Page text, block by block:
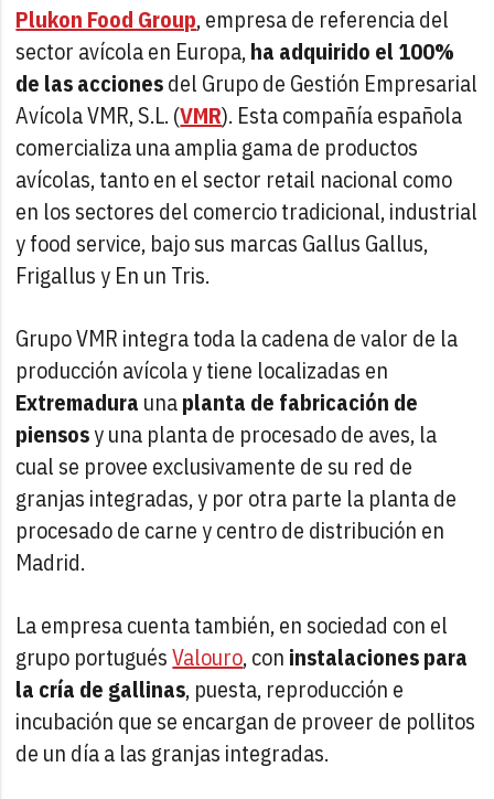
Plukon Food Group, empresa de referencia del
sector avícola en Europa,ha adquirido el 100%
de las accionesdel Grupo de Gestión Empresarial
Avícola VMR, S.L. (VMR). Esta compañía española
comercializa una amplia gama de productos
avícolas, tanto en el sector retail nacional como
en los sectores del comercio tradicional, industrial
y food service, bajo sus marcas Gallus Gallus,
Frigallus y En un Tris.
Grupo VMR integra toda la cadena de valor de la
producción avícola y tiene localizadas en
Extremadura unaplanta de fabricación de
piensosy una planta de procesado de aves, la
cual se provee exclusivamente de su red de
granjas integradas, y por otra parte la planta de
procesado de carne y centro de distribución en
Madrid.
La empresa cuenta también, en sociedad con el
grupo portuguésValouro, con instalaciones para
la cría de gallinas, puesta, reproducción e
incubación que se encargan de proveer de pollitos
de un día a las granjas integradas.